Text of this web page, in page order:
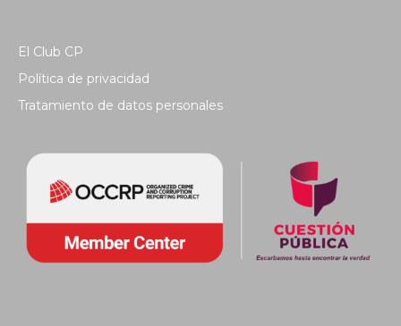
El Club CP
Política de privacidad
Tratamiento de datos personales